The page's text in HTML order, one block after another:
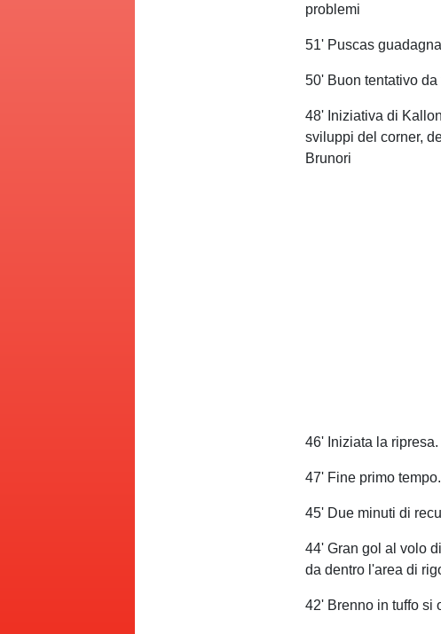
problemi
51' Puscas
50' Buon tentativo
48' Iniziativa di
sviluppi del corner,
Brunori
46' Iniziata la
47' Fine primo tempo.
45' Due minuti di
44' Gran gol al volo
da dentro l'area di
42' Brenno in tuffo si